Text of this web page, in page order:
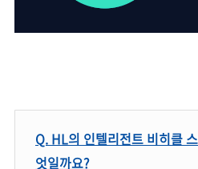
Q. HL의 인텔리전트 비히클
엇일까요?